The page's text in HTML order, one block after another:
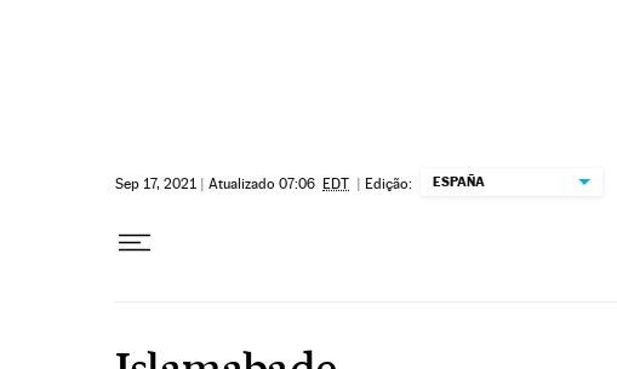
Sep 17, 2021 | Atualizado 07:06 EDT | Edição: ESPAÑA